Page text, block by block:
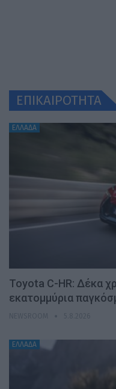
ΕΠΙΚΑΙΡΟΤΗΤΑ
ΕΛΛΑΔΑ
Toyota C-HR: Δέκα
εκατομμύρια
ΕΛΛΑΔΑ